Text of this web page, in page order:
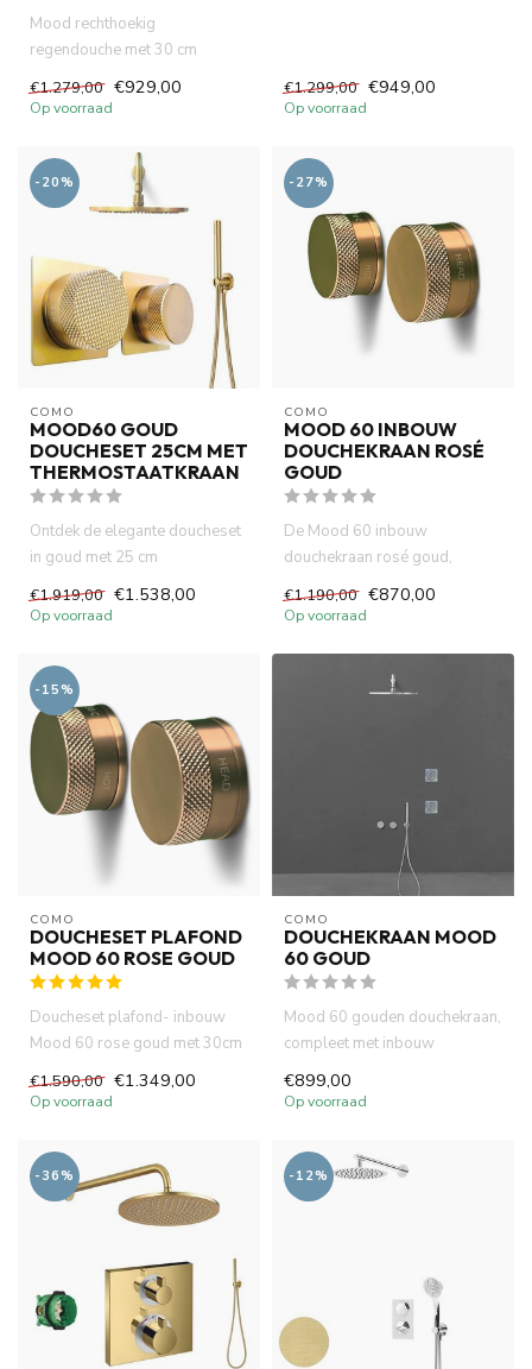
Mood rechthoekig
regendouche met 30 cm
hoofddouche rose goud
ingebouwde thermos...
€1.279,00 €929,00
Op voorraad
€1.299,00 €949,00
Op voorraad
-20%
COMO
MOOD60 GOUD
DOUCHESET 25CM MET
THERMOSTAATKRAAN
Ontdek de elegante doucheset
in goud met 25 cm
regendouche en
thermostaatkraan. ...
€1.919,00 €1.538,00
Op voorraad
-27%
COMO
MOOD 60 INBOUW
DOUCHEKRAAN ROSÉ
GOUD
De Mood 60 inbouw
douchekraan rosé goud,
vervaardigd uit messing met
een prachti...
€1.190,00 €870,00
Op voorraad
-15%
COMO
DOUCHESET PLAFOND
MOOD 60 ROSE GOUD
Doucheset plafond- inbouw
Mood 60 rose goud met 30cm
hoofddouche ingebouwde
ther...
€1.590,00 €1.349,00
Op voorraad
COMO
DOUCHEKRAAN MOOD
60 GOUD
Mood 60 gouden douchekraan,
compleet met inbouw
thermostaatkraan, stopkranen
voo...
€899,00
Op voorraad
-36% -12%